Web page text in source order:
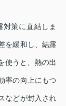
対策に直結しま
を緩和し、結露
使うと、熱の出
率の向上にもつ
などが封入され